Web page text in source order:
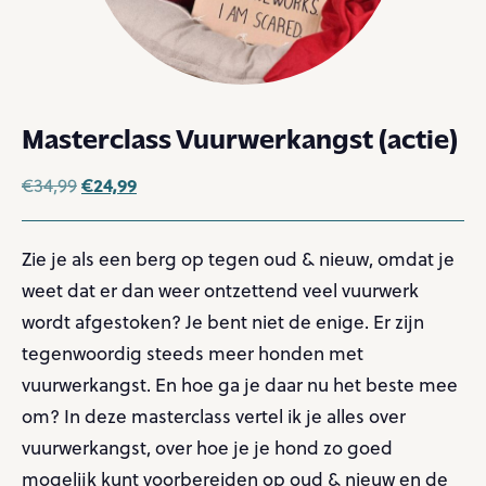
Masterclass Vuurwerkangst (actie)
€34,99€24,99
Zie je als een berg op tegen oud & nieuw, omdat je
weet dat er dan weer ontzettend veel vuurwerk
wordt afgestoken? Je bent niet de enige. Er zijn
tegenwoordig steeds meer honden met
vuurwerkangst. En hoe ga je daar nu het beste mee
om? In deze masterclass vertel ik je alles over
vuurwerkangst, over hoe je je hond zo goed
mogelijk kunt voorbereiden op oud & nieuw en de